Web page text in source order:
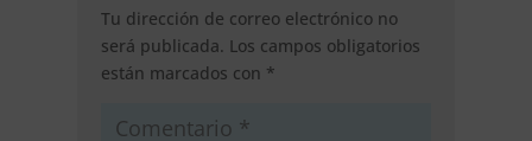
Tu dirección de correo electrónico no
será publicada. Los campos obligatorios
están marcados con *